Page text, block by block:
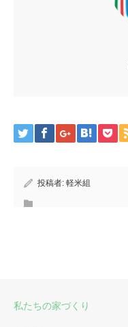
投稿者: 軽米組
私たちの家づくり